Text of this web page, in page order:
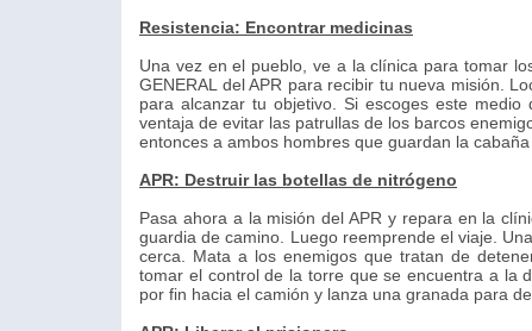
Resistencia: Encontrar medicinas
Una vez en el pueblo, ve a la clínica para tomar
GENERAL del APR para recibir tu nueva misión.
para alcanzar tu objetivo. Si escoges este
ventaja de evitar las patrullas de los barcos
entonces a ambos hombres que guardan la
APR: Destruir las botellas de nitrógeno
Pasa ahora a la misión del APR y repara en la
guardia de camino. Luego reemprende el viaje.
cerca. Mata a los enemigos que tratan de
tomar el control de la torre que se encuentra a la
por fin hacia el camión y lanza una granada para